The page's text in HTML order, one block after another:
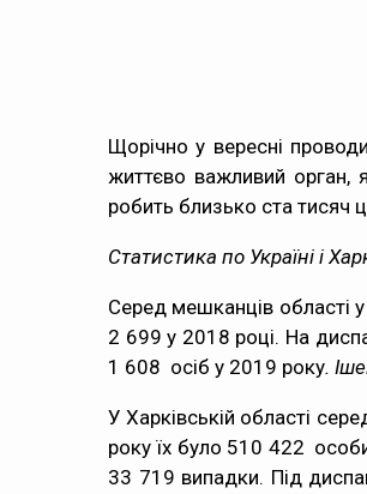
Щорічно у вересні
життєво важливий орган,
робить близько ста тисяч
Статистика по Україні і
Серед мешканців області
2 699 у 2018 році. На
1 608 осіб у 2019 року.
У Харківській області
року їх було 510 422
33 719 випадки. Під